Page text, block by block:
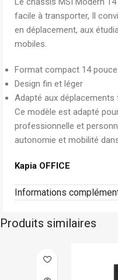
facile à transporter, Il
en déplacement, aux
mobiles.
Format compact 14
Design fin et léger
Adapté aux déplacements
Ce modèle est adapté
professionnelle et
autonomie et mobilité
Kapia OFFICE
Informations
Produits similaires
Asus